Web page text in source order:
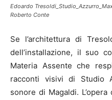
Edoardo
Roberto Conte
Se l’architettura di
dell’installazione, il suo
Materia Assente che
racconti visivi di Studio
sonore di Magaldi.